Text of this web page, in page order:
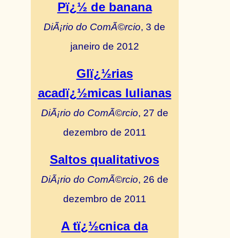
Pï¿½ de banana
DiÃ¡rio do ComÃ©rcio, 3 de
janeiro de 2012
Glï¿½rias
acadï¿½micas lulianas
DiÃ¡rio do ComÃ©rcio, 27 de
dezembro de 2011
Saltos qualitativos
DiÃ¡rio do ComÃ©rcio, 26 de
dezembro de 2011
A tï¿½cnica da